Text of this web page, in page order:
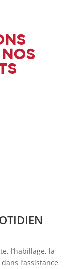
l’habillage, la
l’assistance